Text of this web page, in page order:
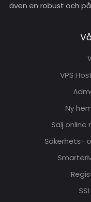
även en robust och
VPS
Ny
Sälj
Säkerhets-